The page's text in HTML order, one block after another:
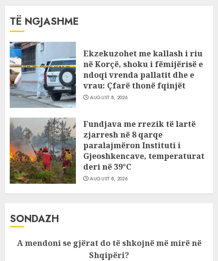
TË NGJASHME
Ekzekuzohet me kallash i riu
në Korçë, shoku i fëmijërisë e
ndoqi vrenda pallatit dhe e
vrau: Çfarë thonë fqinjët
AUGUST 8, 2026
Fundjava me rrezik të lartë
zjarresh në 8 qarqe
paralajmëron Instituti i
Gjeoshkencave, temperaturat
deri në 39°C
AUGUST 8, 2026
SONDAZH
A mendoni se gjërat do të shkojnë më mirë në
Shqipëri?